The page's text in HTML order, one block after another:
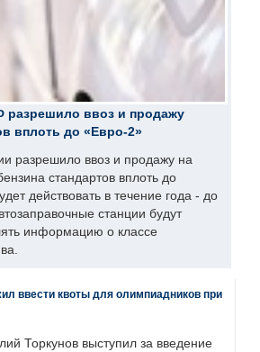
разрешило ввоз и продажу
вплоть до «Евро-2»
разрешило ввоз и продажу на
стандартов вплоть до
действовать в течение года - до
станции будут
информацию о классе
ввести квоты для олимпиадников при
Торкунов выступил за введение